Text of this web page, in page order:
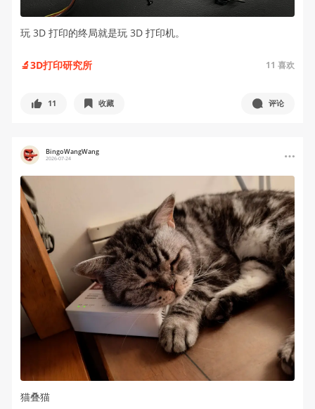
玩 3D 打印的终局就是玩 3D 打印机。
🔬3D打印研究所 11 喜欢
11 收藏 评论
BingoWangWang
2026-07-24
猫叠猫